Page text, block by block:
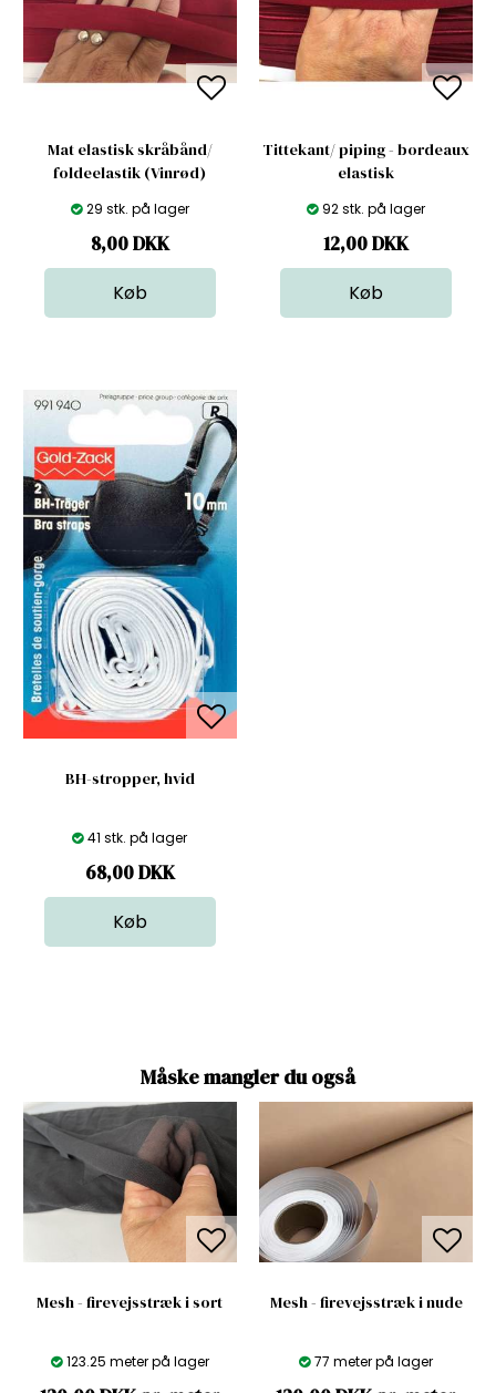
Mat elastisk skråbånd/
foldeelastik (Vinrød)
29 stk. på lager
8,00DKK
Tittekant/ piping - bordeaux
elastisk
92 stk. på lager
12,00DKK
BH-stropper, hvid
41 stk. på lager
68,00DKK
Måske mangler du også
Mesh - firevejsstræk i sort
123.25 meter på lager
Mesh - firevejsstræk i nude
77 meter på lager